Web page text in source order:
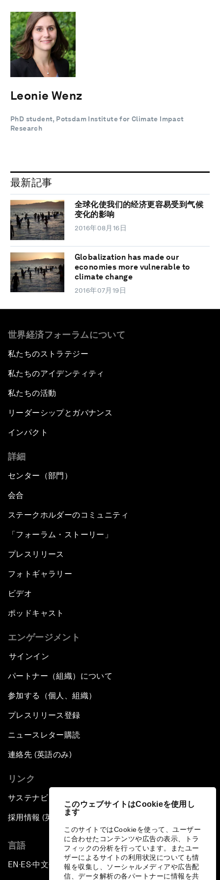
このウェブサイトはCookieを使用し
ます
このサイトではCookieを使って、ユーザー
に合わせたコンテンツや広告の表示、トラ
フィックの分析を行っています。またユー
ザーによるサイトの利用状況についても情
報を収集し、ソーシャルメディアや広告配
信、データ解析の各パートナーに情報を共
Leonie Wenz
PhD student, Potsdam Institute for Climate Impact
Research
最新記事
全球化使我们的经济更容易受到气候
变化的影响
2016年08月16日
Globalization has made our
economies more vulnerable to
climate change
2016年07月19日
世界経済フォーラムについて
私たちのストラテジー
私たちのアイデンティティ
私たちの活動
リーダーシップとガバナンス
インパクト
詳細
センター（部門）
会合
ステークホルダーのコミュニティ
「フォーラム・ストーリー」
プレスリリース
フォトギャラリー
ビデオ
ポッドキャスト
エンゲージメント
サインイン
パートナー（組織）について
参加する（個人、組織）
プレスリリース登録
ニュースレター購読
連絡先 (英語のみ)
リンク
サステナビリティへの取り組み
採用情報 (英語のみ)
言語
EN ▪ES▪中文▪ 日本語